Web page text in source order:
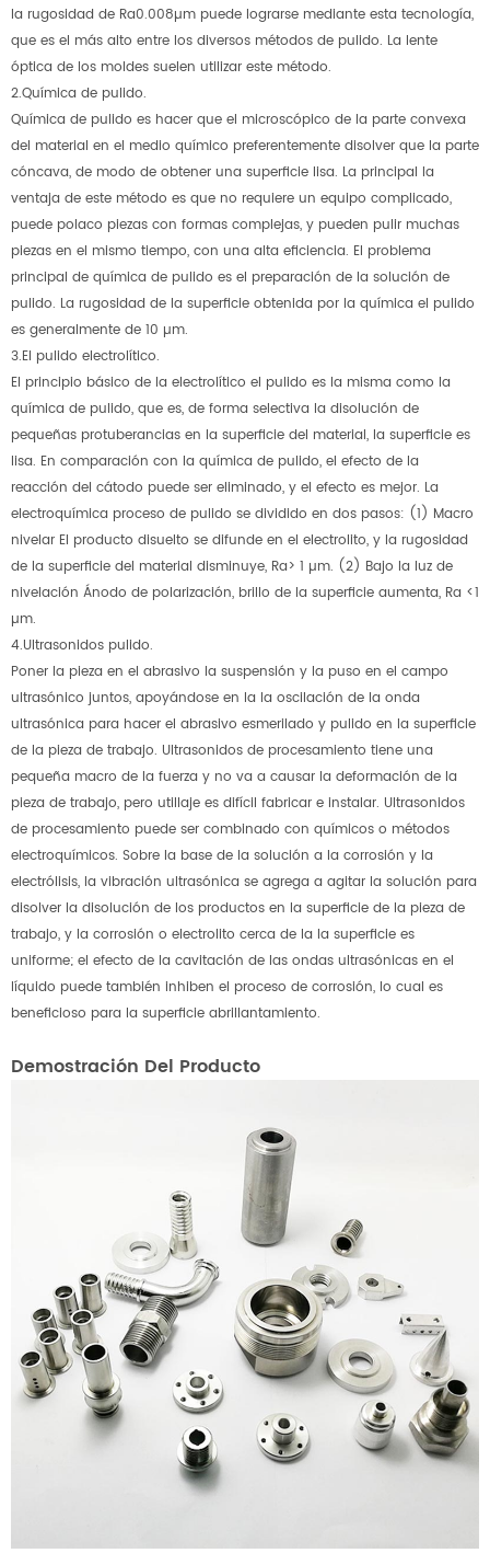
la rugosidad de Ra0.008µm puede lograrse mediante esta tecnología,
que es el más alto entre los diversos métodos de pulido. La lente
óptica de los moldes suelen utilizar este método.
2.Química de pulido.
Química de pulido es hacer que el microscópico de la parte convexa
del material en el medio químico preferentemente disolver que la parte
cóncava, de modo de obtener una superficie lisa. La principal la
ventaja de este método es que no requiere un equipo complicado,
puede polaco piezas con formas complejas, y pueden pulir muchas
piezas en el mismo tiempo, con una alta eficiencia. El problema
principal de química de pulido es el preparación de la solución de
pulido. La rugosidad de la superficie obtenida por la química el pulido
es generalmente de 10 µm.
3.El pulido electrolítico.
El principio básico de la electrolítico el pulido es la misma como la
química de pulido, que es, de forma selectiva la disolución de
pequeñas protuberancias en la superficie del material, la superficie es
lisa. En comparación con la química de pulido, el efecto de la
reacción del cátodo puede ser eliminado, y el efecto es mejor. La
electroquímica proceso de pulido se dividido en dos pasos: (1) Macro
nivelar El producto disuelto se difunde en el electrolito, y la rugosidad
de la superficie del material disminuye, Ra> 1 µm. (2) Bajo la luz de
nivelación Ánodo de polarización, brillo de la superficie aumenta, Ra <1
µm.
4.Ultrasonidos pulido.
Poner la pieza en el abrasivo la suspensión y la puso en el campo
ultrasónico juntos, apoyándose en la la oscilación de la onda
ultrasónica para hacer el abrasivo esmerilado y pulido en la superficie
de la pieza de trabajo. Ultrasonidos de procesamiento tiene una
pequeña macro de la fuerza y no va a causar la deformación de la
pieza de trabajo, pero utillaje es difícil fabricar e instalar. Ultrasonidos
de procesamiento puede ser combinado con químicos o métodos
electroquímicos. Sobre la base de la solución a la corrosión y la
electrólisis, la vibración ultrasónica se agrega a agitar la solución para
disolver la disolución de los productos en la superficie de la pieza de
trabajo, y la corrosión o electrolito cerca de la la superficie es
uniforme; el efecto de la cavitación de las ondas ultrasónicas en el
líquido puede también inhiben el proceso de corrosión, lo cual es
beneficioso para la superficie abrillantamiento.
Demostración Del Producto